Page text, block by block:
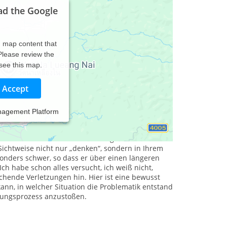
the Google
map content that
review the
this map.
Accept
Platform
Kompass zur Klärung Ihres Anliegens. Es
und die hier herrschenden „Spielregeln“.
für Sie durchsichtiger machen und
nicht nur „denken“, sondern in Ihrem
schwer, so dass er über einen längeren
habe schon alles versucht, ich weiß nicht,
Verletzungen hin. Hier ist eine bewusst
in welcher Situation die Problematik entstand
anzustoßen.